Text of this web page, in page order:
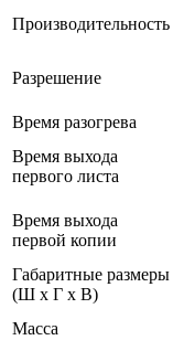
Производительность
Разрешение
Время разогрева
Время выхода
первого листа
Время выхода
первой копии
Габаритные размеры
(Ш x Г x В)
Масса